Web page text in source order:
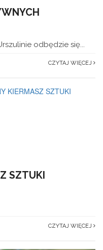
odbędzie się...
CZYTAJ WIĘCEJ
SZTUKI
CZYTAJ WIĘCEJ